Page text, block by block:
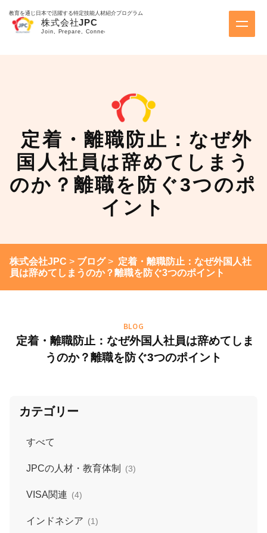
教育を通じ日本で活躍する特定技能人材紹介プログラム
定着・離職防止：なぜ外
国人社員は辞めてしまう
のか？離職を防ぐ3つのポ
イント
株式会社JPC > ブログ> 定着・離職防止：なぜ外国人社
員は辞めてしまうのか？離職を防ぐ3つのポイント
BLOG
定着・離職防止：なぜ外国人社員は辞めてしま
うのか？離職を防ぐ3つのポイント
カテゴリー
すべて
JPCの人材・教育体制 (3)
VISA関連 (4)
インドネシア (1)